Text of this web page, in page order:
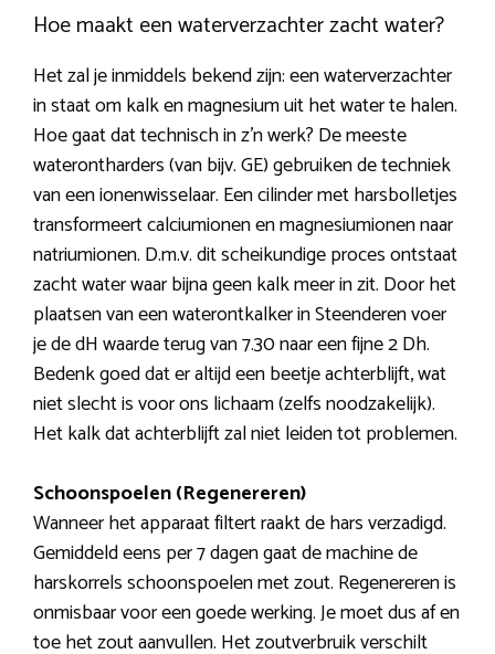
Hoe maakt een waterverzachter zacht water?
Het zal je inmiddels bekend zijn: een waterverzachter
in staat om kalk en magnesium uit het water te halen.
Hoe gaat dat technisch in z’n werk? De meeste
waterontharders (van bijv. GE) gebruiken de techniek
van een ionenwisselaar. Een cilinder met harsbolletjes
transformeert calciumionen en magnesiumionen naar
natriumionen. D.m.v. dit scheikundige proces ontstaat
zacht water waar bijna geen kalk meer in zit. Door het
plaatsen van een waterontkalker in Steenderen voer
je de dH waarde terug van 7.30 naar een fijne 2 Dh.
Bedenk goed dat er altijd een beetje achterblijft, wat
niet slecht is voor ons lichaam (zelfs noodzakelijk).
Het kalk dat achterblijft zal niet leiden tot problemen.
Schoonspoelen (Regenereren)
Wanneer het apparaat filtert raakt de hars verzadigd.
Gemiddeld eens per 7 dagen gaat de machine de
harskorrels schoonspoelen met zout. Regenereren is
onmisbaar voor een goede werking. Je moet dus af en
toe het zout aanvullen. Het zoutverbruik verschilt